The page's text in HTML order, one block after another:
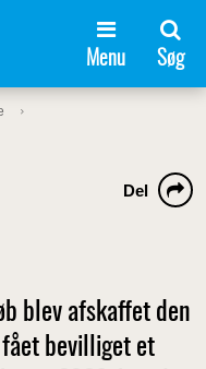
Menu Søg
Del
blev afskaffet den
fået bevilliget et